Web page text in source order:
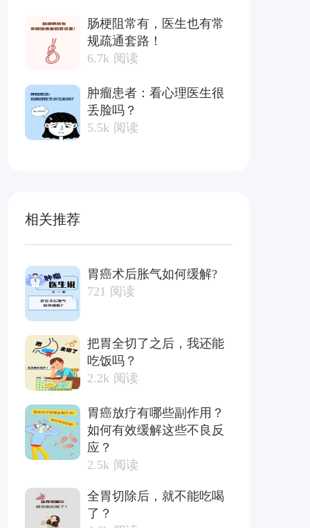
肠梗阻常有，医生也有常
规疏通套路！
6.7k 阅读
肿瘤患者：看心理医生很
丢脸吗？
5.5k 阅读
相关推荐
胃癌术后胀气如何缓解?
721 阅读
把胃全切了之后，我还能
吃饭吗？
2.2k 阅读
胃癌放疗有哪些副作用？
如何有效缓解这些不良反
应？
2.5k 阅读
全胃切除后，就不能吃喝
了？